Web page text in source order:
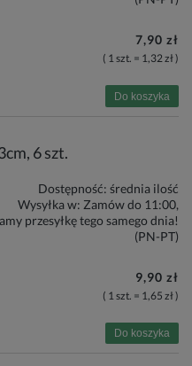
7,90 zł
( 1 szt. = 1,32 zł )
Do koszyka
6 szt.
Dostępność: średnia ilość
Wysyłka w: Zamów do 11:00,
przesyłkę tego samego dnia!
(PN-PT)
9,90 zł
( 1 szt. = 1,65 zł )
Do koszyka